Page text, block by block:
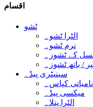
اقسام
ٹشو
الٹرا ٹشو۔
نرم ٹشو۔
کے ٹشوز۔
/ باتھ ٹشوز۔
سینیٹری پیڈ۔
نامیاتی کپاس۔
میکسی پیڈ۔
الٹرا پتلا۔